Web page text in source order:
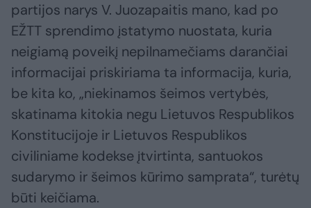
partijos narys V. Juozapaitis mano, kad po
EŽTT sprendimo įstatymo nuostata, kuria
neigiamą poveikį nepilnamečiams darančiai
informacijai priskiriama ta informacija, kuria,
be kita ko, „niekinamos šeimos vertybės,
skatinama kitokia negu Lietuvos Respublikos
Konstitucijoje ir Lietuvos Respublikos
civiliniame kodekse įtvirtinta, santuokos
sudarymo ir šeimos kūrimo samprata“, turėtų
būti keičiama.